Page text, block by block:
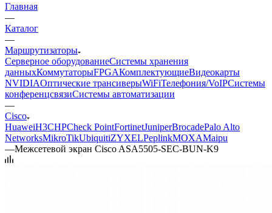
Главная
—
Каталог
—
Маршрутизаторы
Серверное оборудованиеСистемы хранения
данныхКоммутаторыFPGAКомплектующиеВидеокарты
NVIDIAОптические трансиверыWiFiТелефония/VoIPСистемы
конференцсвязиСистемы автоматизации
—
Cisco
HuaweiH3CHPCheck PointFortinetJuniperBrocadePalo Alto
NetworksMikroTikUbiquitiZYXELPeplinkMOXAMaipu
—Межсетевой экран Cisco ASA5505-SEC-BUN-K9